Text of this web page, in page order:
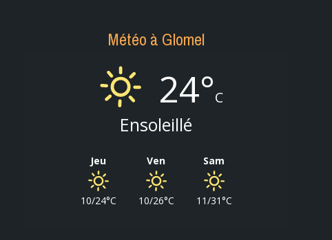
Météo à Glomel
24°C
Ensoleillé
Jeu
10/24°C
Ven
10/26°C
Sam
11/31°C